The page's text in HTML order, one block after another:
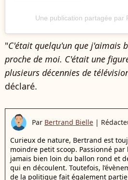
Une publication partagée par
"C'était quelqu'un que j'aimais
proche de moi. C'était une
plusieurs décennies de
déclaré.
Par Bertrand Bielle |
Curieux de nature, Bertrand est
moindre petit scoop. Passionné par
jamais bien loin du ballon rond et
qui en découlent. Toutefois,
de la politique fait également